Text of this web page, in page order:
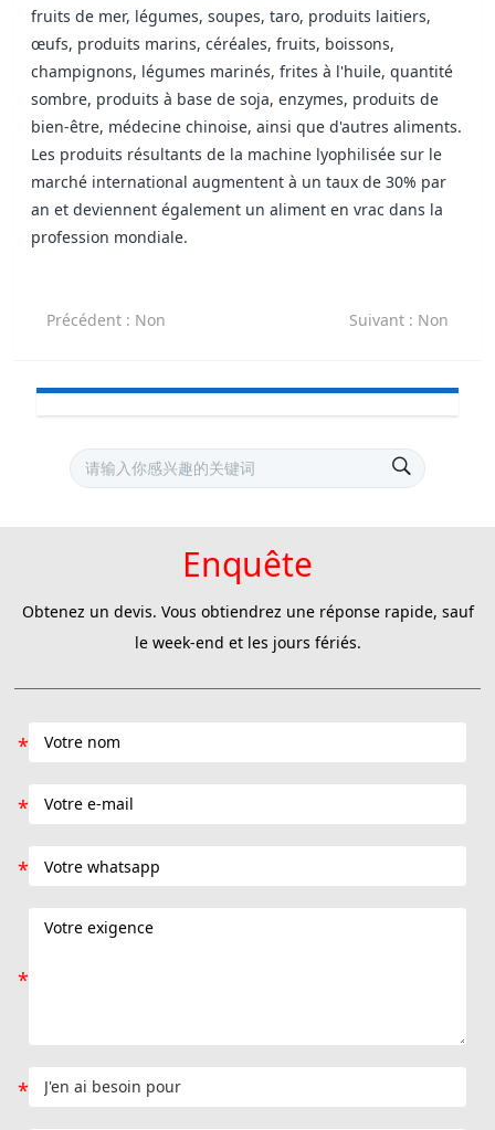
fruits de mer, légumes, soupes, taro, produits laitiers,
œufs, produits marins, céréales, fruits, boissons,
champignons, légumes marinés, frites à l'huile, quantité
sombre, produits à base de soja, enzymes, produits de
bien-être, médecine chinoise, ainsi que d'autres aliments.
Les produits résultants de la machine lyophilisée sur le
marché international augmentent à un taux de 30% par
an et deviennent également un aliment en vrac dans la
profession mondiale.
Précédent : Non Suivant : Non
Enquête
Obtenez un devis. Vous obtiendrez une réponse rapide, sauf
le week-end et les jours fériés.